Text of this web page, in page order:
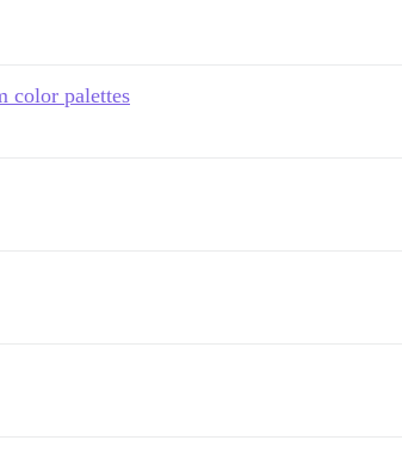
color palettes